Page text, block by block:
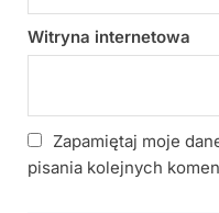
Witryna internetowa
Zapamiętaj moje
pisania kolejnych